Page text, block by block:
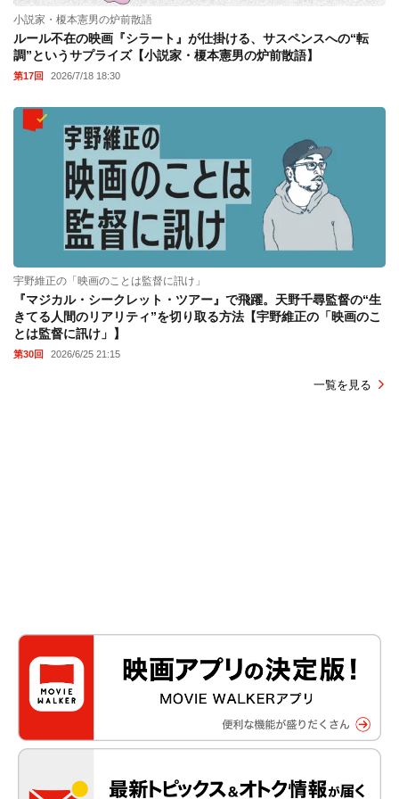
小説家・榎本憲男の炉前散語
ルール不在の映画『シラート』が仕掛ける、サスペンスへの“転
調”というサプライズ【小説家・榎本憲男の炉前散語】
第17回 2026/7/18 18:30
宇野維正の「映画のことは監督に訊け」
『マジカル・シークレット・ツアー』で飛躍。天野千尋監督の“生
きてる人間のリアリティ”を切り取る方法【宇野維正の「映画のこ
とは監督に訊け」】
第30回 2026/6/25 21:15
一覧を見る